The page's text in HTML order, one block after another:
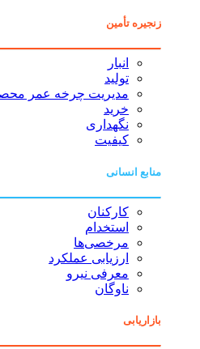
زنجیره تأمین
انبار
تولید
مدیریت چرخه عمر محصول (PLM)
خرید
نگهداری
کیفیت
منابع انسانی
کارکنان
استخدام
مرخصی‌ها
ارزیابی عملکرد
معرفی نیرو
ناوگان
بازاریابی